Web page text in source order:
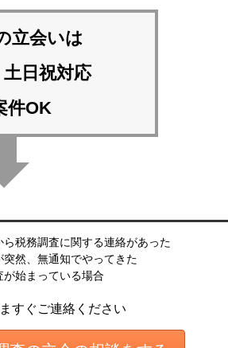
立会いは
日祝対応
件OK
ら税務調査に関する連絡があった
突然、無通知でやってきた
が始まっている場合
すぐご連絡ください